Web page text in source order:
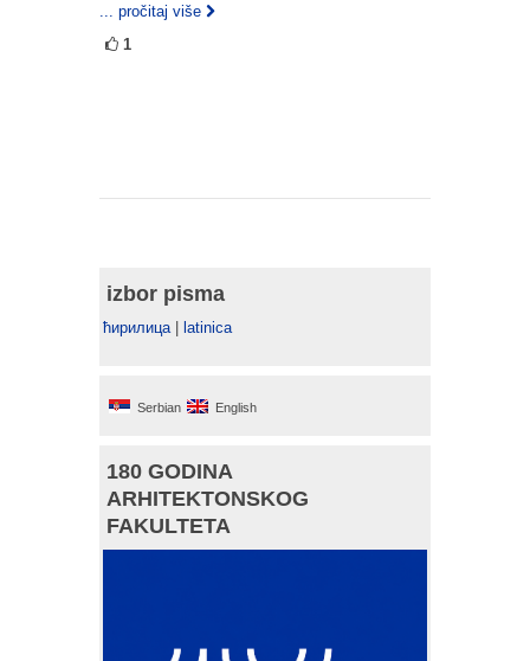
... pročitaj više
1
izbor pisma
ћирилица latinica
Serbian English
180 GODINA
ARHITEKTONSKOG
FAKULTETA